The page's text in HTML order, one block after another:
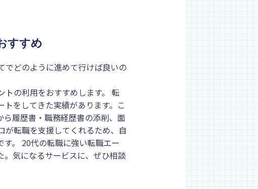
すすめ
でどのように進めて行けば良いの
トの利用をおすすめ します。 転
をしてきた実績があります。こ
履歴書・職務経歴書の添削、面
が転職を支援してくれるため、自
。 20代の転職に強い転職エー
気になるサービスに、ぜひ相談